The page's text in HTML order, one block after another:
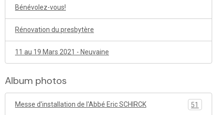
Bénévolez-vous!
Rénovation du presbytère
11 au 19 Mars 2021 - Neuvaine
Album photos
Messe d'installation de l'Abbé Eric SCHIRCK 51